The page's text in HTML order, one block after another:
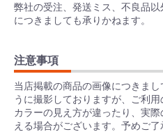
弊社の受注、発送ミス、不良品
につきましても承りかねます。
注意事項
当店掲載の商品の画像につきま
うに撮影しておりますが、ご利
カラーの見え方が違ったり、実
える場合がございます。予めご